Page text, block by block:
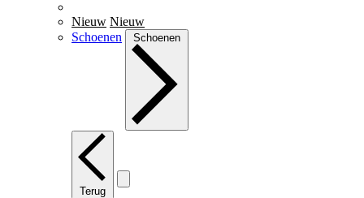
Nieuw Nieuw
Schoenen
Schoenen
Terug